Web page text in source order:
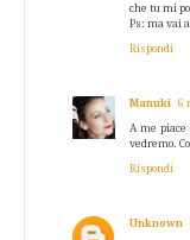
che tu mi
Ps: ma vai
Rispondi
Manuki 6
A me piace
vedremo.
Rispondi
Unknown